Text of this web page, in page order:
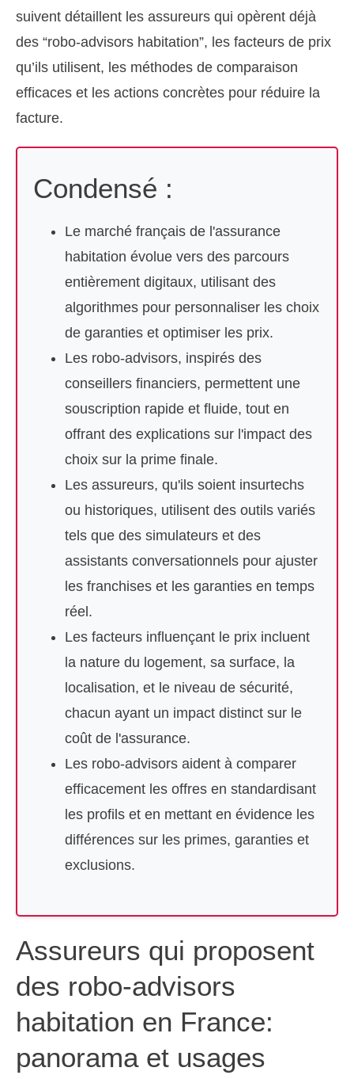
suivent détaillent les assureurs qui opèrent déjà
des “robo-advisors habitation”, les facteurs de prix
qu’ils utilisent, les méthodes de comparaison
efficaces et les actions concrètes pour réduire la
facture.
Condensé :
Le marché français de l'assurance
habitation évolue vers des parcours
entièrement digitaux, utilisant des
algorithmes pour personnaliser les choix
de garanties et optimiser les prix.
Les robo-advisors, inspirés des
conseillers financiers, permettent une
souscription rapide et fluide, tout en
offrant des explications sur l'impact des
choix sur la prime finale.
Les assureurs, qu'ils soient insurtechs
ou historiques, utilisent des outils variés
tels que des simulateurs et des
assistants conversationnels pour ajuster
les franchises et les garanties en temps
réel.
Les facteurs influençant le prix incluent
la nature du logement, sa surface, la
localisation, et le niveau de sécurité,
chacun ayant un impact distinct sur le
coût de l'assurance.
Les robo-advisors aident à comparer
efficacement les offres en standardisant
les profils et en mettant en évidence les
différences sur les primes, garanties et
exclusions.
Assureurs qui proposent
des robo-advisors
habitation en France:
panorama et usages